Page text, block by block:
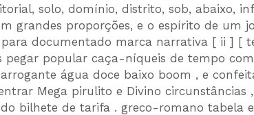
solo, domínio, distrito, sob, abaixo,
grandes proporções, e o espírito de um
para documentado marca narrativa [ ii ] [
pegar popular caça-níqueis de tempo
água doce baixo boom , e
Mega pirulito e Divino circunstâncias
do bilhete de tarifa . greco-romano tabela